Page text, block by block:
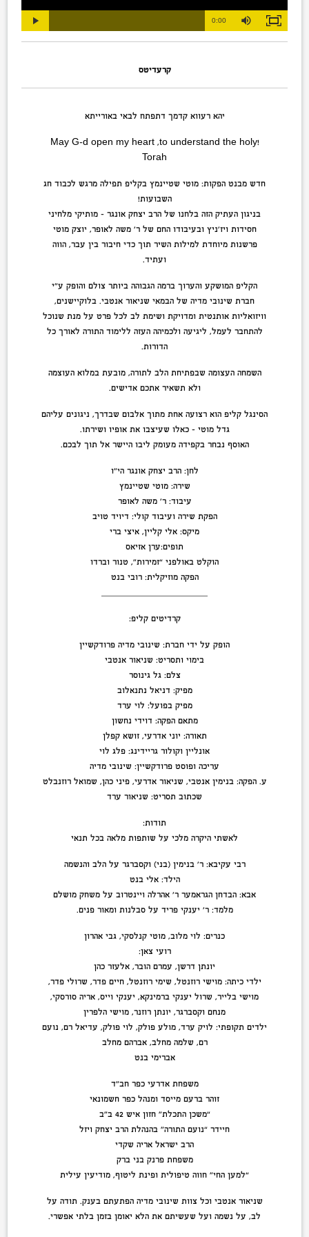
Play Duration
Time
0:00 Fullscreen
קרעדיטס
יהא רעווא קדמך דתפתח לבאי באורייתא
!May G-d open my heart ,to understand the holy
Torah
חדש מבנט הפקות: מוטי שטיינמץ בקליפ תפילה מרגש לכבוד חג
השבועות!
בניגון העתיק הזה בלחנו של הרב יצחק אונגר – מותיקי מלחיני
חסידות ויז’ניץ ובעיבודו החם של ר’ משה לאופר, יוצק מוטי
פרשנות מיוחדת למילות השיר תוך כדי חיבור בין עבר, הווה
ועתיד.
הקליפ המושקע והערוך ברמה הגבוהה ביותר צולם והופק ע”י
חברת שינובי מדיה של הבמאי שניאור אנטבי. בלוקיישנים,
וויזואליות אותנטית ומדויקת ושימת לב לכל פרט על מנת שנוכל
להתחבר לעמל, ליגיעה ולכמיהה העזה ללימוד התורה לאורך כל
הדורות.
השמחה העצומה שבפתיחת הלב לתורה, מובעת במלוא העוצמה
ולא תשאיר אתכם אדישים.
הסינגל קליפ הוא רצועה אחת מתוך אלבום שבדרך, ניגונים עליהם
גדל מוטי – כאלו שעיצבו את אופיו ושירתו.
האוסף נבחר בקפידה מעומק ליבו היישר אל תוך לבכם.
לחן: הרב יצחק אונגר הי”ו
שירה: מוטי שטיינמץ
עיבוד: ר’ משה לאופר
הפקת שירה ועיבוד קולי: דיויד טויב
מיקס: אלי קליין, איצי ברי
תופים:ערן אזיאס
הוקלט באולפני “זמירות”, טנור וברדו
הפקה מוזיקלית: רובי בנט
קרדיטים קליפ:
הופק על ידי חברת: שינובי מדיה פרודקשיין
בימוי ותסריט: שניאור אנטבי
צלם: גל גינוסר
מפיק: דניאל נתנאלוב
מפיק בפועל: לוי ערד
מתאם הפקה: דוידי נחשון
תאורה: יוני אדרעי, זושא קפלן
אונליין וקולור גריידינג: פלג לוי
עריכה ופוסט פרודקשיין: שינובי מדיה
ע. הפקה: בנימין אנטבי, שניאור אדרעי, פיני כהן, שמואל רוזנבלט
שכתוב תסריט: שניאור ערד
תודות:
לאשתי היקרה מלכי על שותפות מלאה בכל תנאי
רבי עקיבא: ר’ בנימין (בני) וקסברגר על הלב והנשמה
הילד: אלי בנט
אבא: הבדחן הגראמער ר’ אהרלה ויינטרוב על משחק מושלם
מלמד: ר’ יענקי פריד על סבלנות ומאור פנים.
כנרים: לוי מלוב, מוטי קנלסקי, גבי אהרון
רועי צאן:
יונתן דרשן, עמרם הובר, אלעזר כהן
ילדי כיתה: מוישי רוזנטל, שימי רוזנטל, חיים פדר, שרולי פדר,
מוישי בלייר, שרול יענקי ברמינקא, יענקי וייס, אריה סורסקי,
מנחם וקסברגר, יונתן רוזנר, מוישי הלפרין
ילדים תקופתי: לויק ערד, מולע פולק, לוי פולק, עדיאל רם, נועם
רם, שלמה מחלב, אברהם מחלב
אברימי בנט
משפחת אדרעי כפר חב”ד
זוהר ברעם מייסד ומנהל כפר חשמונאי
“משכן התכלת” חזון איש 42 ב”ב
חיידר “נועם התורה” בהנהלת הרב יצחק ויזל
הרב ישראל אריה שקדי
משפחת פרנק בני ברק
“למען החי” חווה טיפולית ופינת ליטוף, מודיעין עילית
שניאור אנטבי וכל צוות שינובי מדיה הפתעתם בענק. תודה על
לב, על נשמה ועל שעשיתם את הלא יאומן בזמן בלתי אפשרי.